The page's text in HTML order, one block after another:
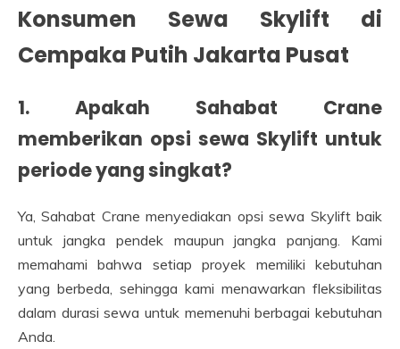
Konsumen Sewa Skylift di
Cempaka Putih Jakarta Pusat
1. Apakah Sahabat Crane
memberikan opsi sewa Skylift untuk
periode yang singkat?
Ya, Sahabat Crane menyediakan opsi sewa Skylift baik
untuk jangka pendek maupun jangka panjang. Kami
memahami bahwa setiap proyek memiliki kebutuhan
yang berbeda, sehingga kami menawarkan fleksibilitas
dalam durasi sewa untuk memenuhi berbagai kebutuhan
Anda.